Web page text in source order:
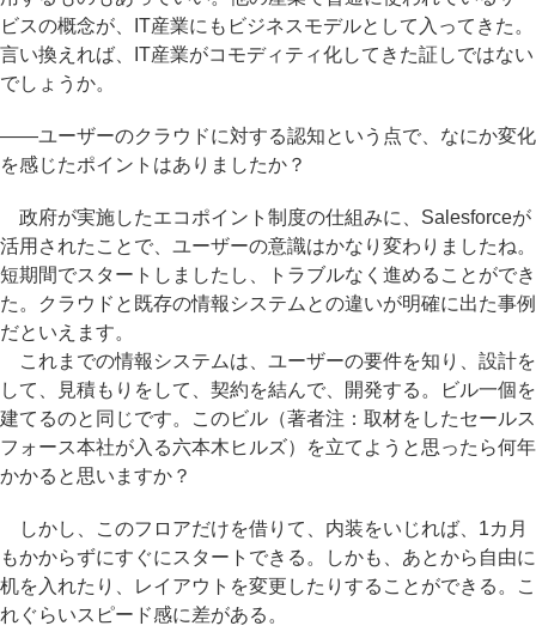
ビスの概念が、IT産業にもビジネスモデルとして入ってきた。
言い換えれば、IT産業がコモディティ化してきた証しではない
でしょうか。
――ユーザーのクラウドに対する認知という点で、なにか変化
を感じたポイントはありましたか？
政府が実施したエコポイント制度の仕組みに、Salesforceが
活用されたことで、ユーザーの意識はかなり変わりましたね。
短期間でスタートしましたし、トラブルなく進めることができ
た。クラウドと既存の情報システムとの違いが明確に出た事例
だといえます。
これまでの情報システムは、ユーザーの要件を知り、設計を
して、見積もりをして、契約を結んで、開発する。ビル一個を
建てるのと同じです。このビル（著者注：取材をしたセールス
フォース本社が入る六本木ヒルズ）を立てようと思ったら何年
かかると思いますか？
しかし、このフロアだけを借りて、内装をいじれば、1カ月
もかからずにすぐにスタートできる。しかも、あとから自由に
机を入れたり、レイアウトを変更したりすることができる。こ
れぐらいスピード感に差がある。